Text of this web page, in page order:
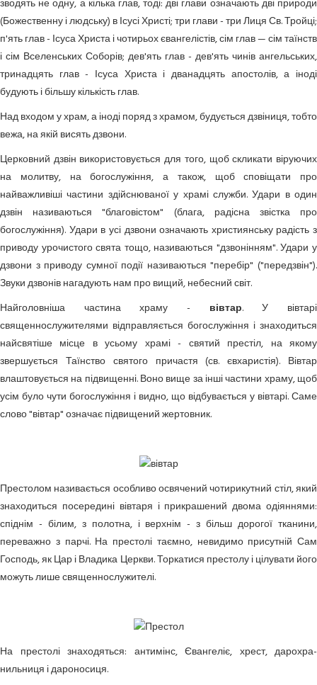
зводять не одну, а кілька глав, тоді: дві глави означають дві природи
(Божественну і людську) в Ісусі Христі; три глави - три Лиця Св. Тройці;
п'ять глав - Ісуса Христа і чотирьох євангелістів, сім глав — сім таїнств
і сім Вселенських Соборів; дев'ять глав - дев'ять чинів ангельських,
тринадцять глав - Ісуса Христа і дванадцять апостолів, а іноді
будують і більшу кількість глав.
Над входом у храм, а іноді поряд з храмом, будується дзвіниця, тобто
вежа, на якій висять дзвони.
Церковний дзвін використовується для того, щоб скликати віруючих
на молитву, на богослужіння, а також, щоб сповіщати про
найважливіші частини здійснюваної у храмі служби. Удари в один
дзвін називаються "благовістом" (блага, радісна звістка про
богослужіння). Удари в усі дзвони означають християнську радість з
приводу урочистого свята тощо, називаються "дзвонінням". Удари у
дзвони з приводу сумної події називаються "перебір" ("передзвін").
Звуки дзвонів нагадують нам про вищий, небесний світ.
Найголовніша частина храму - вівтар. У вівтарі
священнослужителями відправляється богослужіння і знаходиться
найсвятіше місце в усьому храмі - святий престіл, на якому
звершується Таїнство святого причастя (св. євхаристія). Вівтар
влаштовується на підвищенні. Воно вище за інші частини храму, щоб
усім було чути богослужіння і видно, що відбувається у вівтарі. Саме
слово "вівтар" означає підвищений жертовник.
Престолом називається особливо освячений чотирикутний стіл, який
знаходиться посередині вівтаря і прикрашений двома одіяннями:
спіднім - білим, з полотна, і верхнім - з більш дорогої тканини,
переважно з парчі. На престолі таємно, невидимо присутній Сам
Господь, як Цар і Владика Церкви. Торкатися престолу і цілувати його
можуть лише священнослужителі.
На престолі знаходяться: антимінс, Євангеліє, хрест, дарохра-
нильниця і дароносиця.